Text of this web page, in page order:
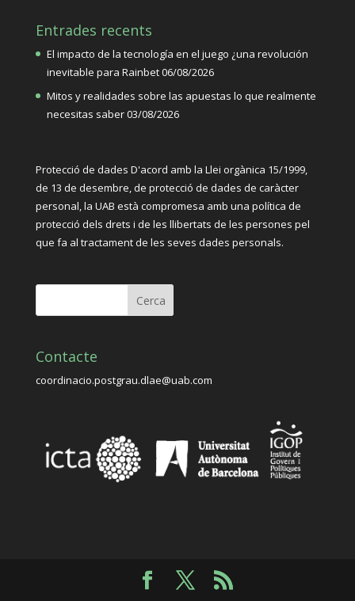
Entrades recents
El impacto de la tecnología en el juego ¿una revolución
inevitable para Rainbet06/08/2026
Mitos y realidades sobre las apuestas lo que realmente
necesitas saber03/08/2026
Protecció de dades D'acord amb la Llei orgànica 15/1999,
de 13 de desembre, de protecció de dades de caràcter
personal, la UAB està compromesa amb una política de
protecció dels drets i de les llibertats de les persones pel
que fa al tractament de les seves dades personals.
Contacte
coordinacio.postgrau.dlae@uab.com